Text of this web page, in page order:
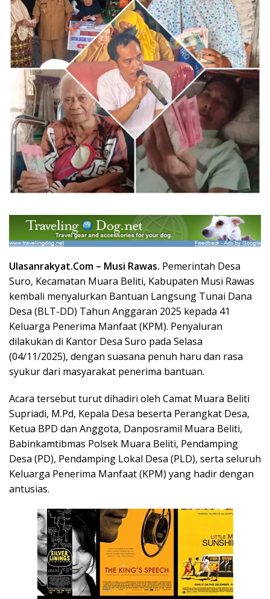
Ulasanrakyat.Com – Musi Rawas. Pemerintah Desa
Suro, Kecamatan Muara Beliti, Kabupaten Musi Rawas
kembali menyalurkan Bantuan Langsung Tunai Dana
Desa (BLT-DD) Tahun Anggaran 2025 kepada 41
Keluarga Penerima Manfaat (KPM). Penyaluran
dilakukan di Kantor Desa Suro pada Selasa
(04/11/2025), dengan suasana penuh haru dan rasa
syukur dari masyarakat penerima bantuan.
Acara tersebut turut dihadiri oleh Camat Muara Beliti
Supriadi, M.Pd, Kepala Desa beserta Perangkat Desa,
Ketua BPD dan Anggota, Danposramil Muara Beliti,
Babinkamtibmas Polsek Muara Beliti, Pendamping
Desa (PD), Pendamping Lokal Desa (PLD), serta seluruh
Keluarga Penerima Manfaat (KPM) yang hadir dengan
antusias.